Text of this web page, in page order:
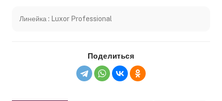
Линейка : Luxor Professional
Поделиться